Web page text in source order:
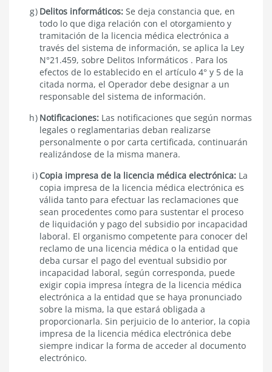
Delitos informáticos: Se deja constancia que, en
todo lo que diga relación con el otorgamiento y
tramitación de la licencia médica electrónica a
través del sistema de información, se aplica la Ley
N°21.459, sobre Delitos Informáticos . Para los
efectos de lo establecido en el artículo 4° y 5 de la
citada norma, el Operador debe designar a un
responsable del sistema de información.
Notificaciones: Las notificaciones que según normas
legales o reglamentarias deban realizarse
personalmente o por carta certificada, continuarán
realizándose de la misma manera.
Copia impresa de la licencia médica electrónica: La
copia impresa de la licencia médica electrónica es
válida tanto para efectuar las reclamaciones que
sean procedentes como para sustentar el proceso
de liquidación y pago del subsidio por incapacidad
laboral. El organismo competente para conocer del
reclamo de una licencia médica o la entidad que
deba cursar el pago del eventual subsidio por
incapacidad laboral, según corresponda, puede
exigir copia impresa íntegra de la licencia médica
electrónica a la entidad que se haya pronunciado
sobre la misma, la que estará obligada a
proporcionarla. Sin perjuicio de lo anterior, la copia
impresa de la licencia médica electrónica debe
siempre indicar la forma de acceder al documento
electrónico.